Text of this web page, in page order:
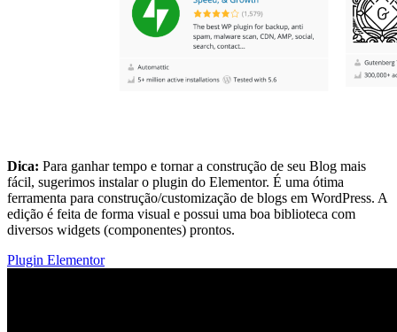
Dica: Para ganhar tempo e tornar a construção de seu Blog mais
fácil, sugerimos instalar o plugin do Elementor. É uma ótima
ferramenta para construção/customização de blogs em WordPress. A
edição é feita de forma visual e possui uma boa biblioteca com
diversos widgets (componentes) prontos.
Plugin Elementor